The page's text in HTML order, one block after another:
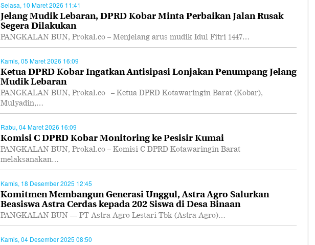
Selasa, 10 Maret 2026 11:41
Jelang Mudik Lebaran, DPRD Kobar Minta Perbaikan Jalan Rusak
Segera Dilakukan
PANGKALAN BUN, Prokal.co – Menjelang arus mudik Idul Fitri 1447…
Kamis, 05 Maret 2026 16:09
Ketua DPRD Kobar Ingatkan Antisipasi Lonjakan Penumpang Jelang
Mudik Lebaran
PANGKALAN BUN, Prokal.co – Ketua DPRD Kotawaringin Barat (Kobar),
Mulyadin,…
Rabu, 04 Maret 2026 16:09
Komisi C DPRD Kobar Monitoring ke Pesisir Kumai
PANGKALAN BUN, Prokal.co – Komisi C DPRD Kotawaringin Barat
melaksanakan…
Kamis, 18 Desember 2025 12:45
Komitmen Membangun Generasi Unggul, Astra Agro Salurkan
Beasiswa Astra Cerdas kepada 202 Siswa di Desa Binaan
PANGKALAN BUN — PT Astra Agro Lestari Tbk (Astra Agro)…
Kamis, 04 Desember 2025 08:50